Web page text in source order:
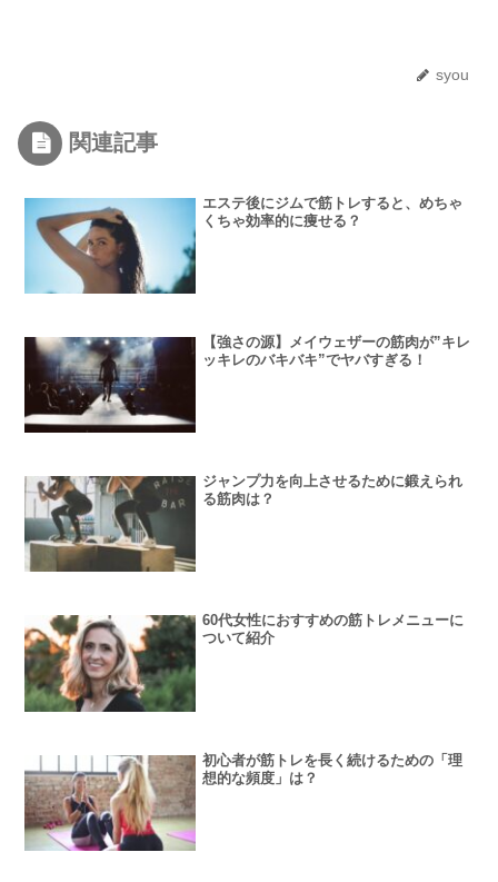
syou
関連記事
エステ後にジムで筋トレすると、めちゃ
くちゃ効率的に痩せる？
【強さの源】メイウェザーの筋肉が”キレ
ッキレのバキバキ”でヤバすぎる！
ジャンプ力を向上させるために鍛えられ
る筋肉は？
60代女性におすすめの筋トレメニューに
ついて紹介
初心者が筋トレを長く続けるための「理
想的な頻度」は？